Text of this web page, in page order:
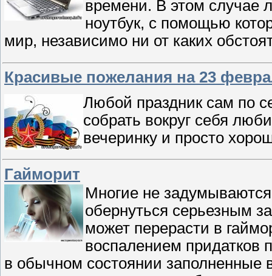
времени. В этом случае
ноутбук, с помощью
мир, независимо ни от каких
Красивые пожелания на 23
Любой праздник сам по
собрать вокруг себя
вечеринку и просто
Гайморит
Многие не
обернуться серьезным
может перерасти в
воспалением придатков
в обычном состоянии заполненные